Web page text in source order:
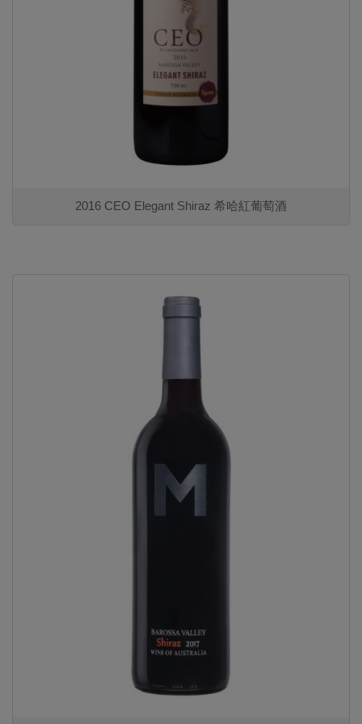
2016 CEO Elegant Shiraz 希哈紅葡萄酒